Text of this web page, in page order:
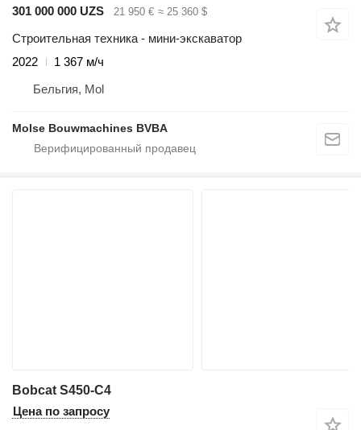
301 000 000 UZS
21 950 € ≈ 25 360 $
Строительная техника - мини-экскаватор
2022
1 367 м/ч
Бельгия, Mol
Molse Bouwmachines BVBA
Bobcat S450-C4
Цена по запросу